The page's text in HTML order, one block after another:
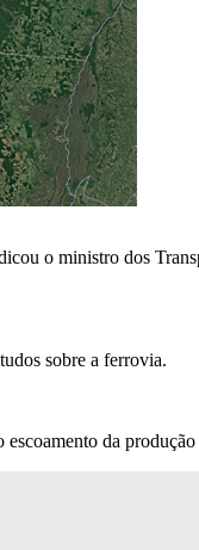
o ministro dos
sobre a ferrovia.
da